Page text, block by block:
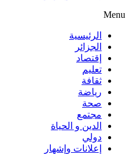
Menu
الرئيسية
الجزائر
إقتصاد
تعليم
ثقافة
رياضة
صحة
مجتمع
الدين و الحياة
دولي
إعلانات وإشهار